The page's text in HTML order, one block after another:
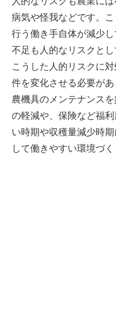
病気や怪我などです。
行う働き手自体が減少
不足も人的なリスクとし
こうした人的リスクに
件を変化させる必要があ
農機具のメンテナンス
の軽減や、保険など福
い時期や収穫量減少時
して働きやすい環境づ